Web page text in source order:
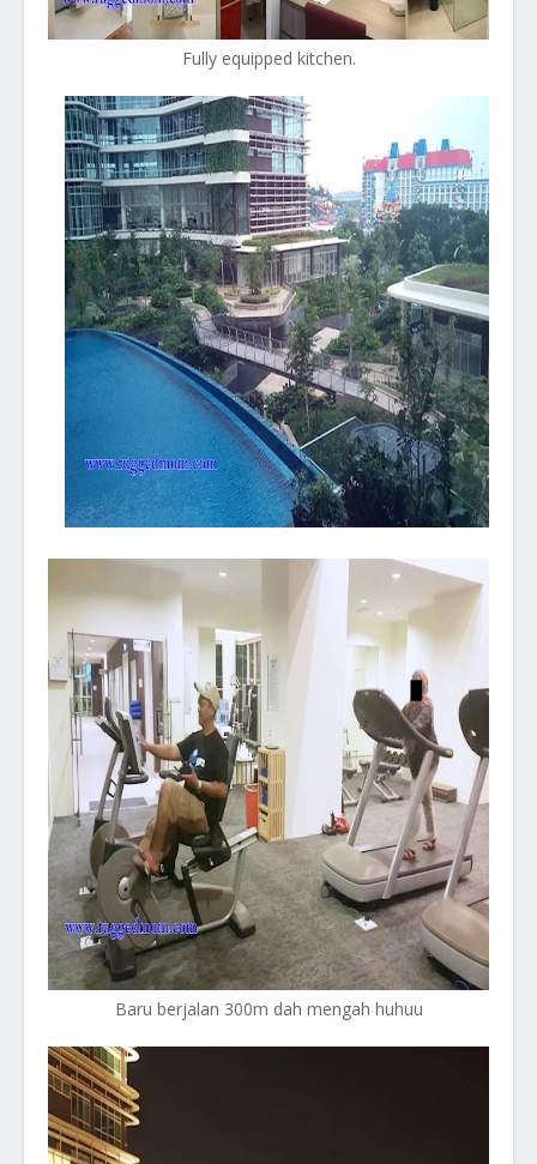
Fully equipped kitchen.
Baru berjalan 300m dah mengah huhuu